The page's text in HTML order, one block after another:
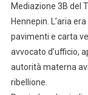
Mediazione 3B del
Hennepin. L’aria
pavimenti e carta
avvocato d’ufficio,
autorità materna
ribellione.